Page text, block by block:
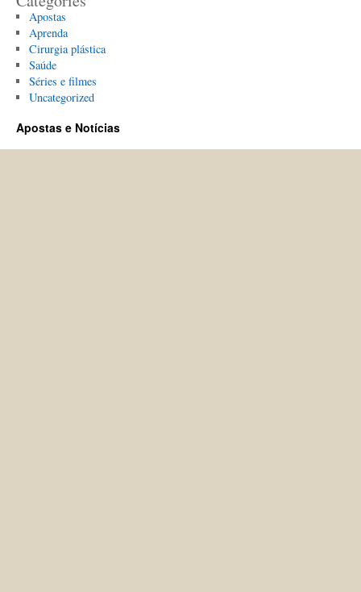
Apostas
Aprenda
Cirurgia plástica
Saúde
Séries e filmes
Uncategorized
Apostas e Notícias